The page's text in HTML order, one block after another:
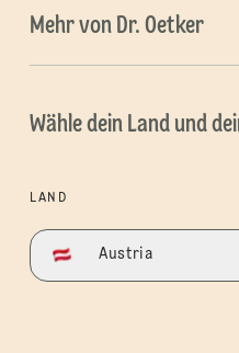
Mehr von Dr. Oetker
Wähle dein Land und
LAND
Austria